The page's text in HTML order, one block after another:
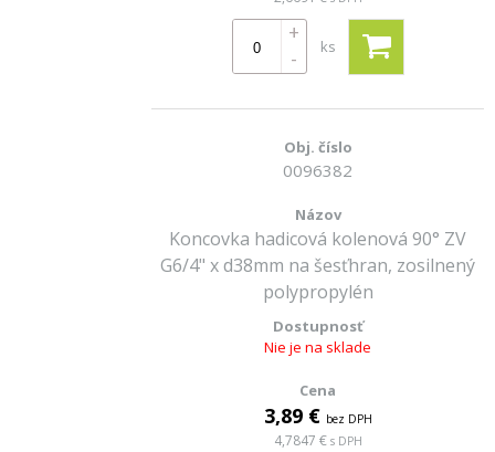
+
-
ks
0096382
Koncovka hadicová kolenová 90° ZV
G6/4" x d38mm na šesťhran, zosilnený
polypropylén
Nie je na sklade
3,89 € bez DPH
4,7847 € s DPH